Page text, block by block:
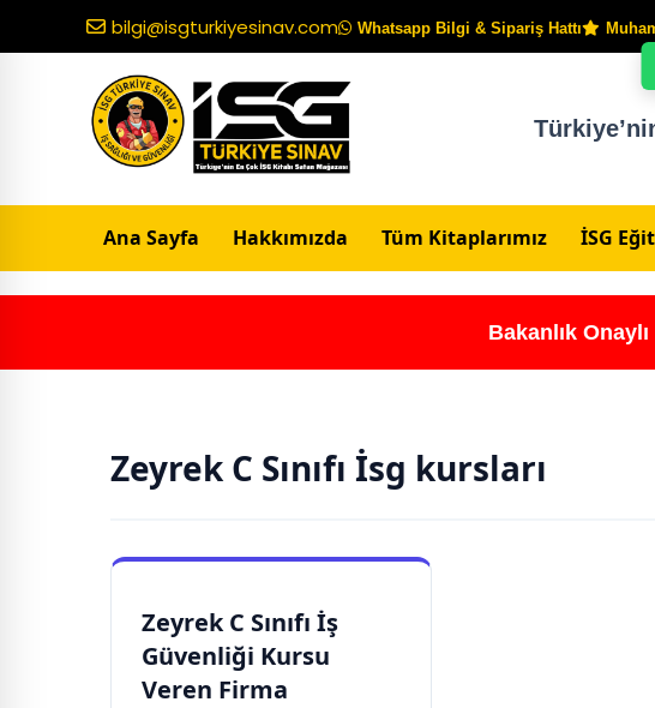
bilgi@isgturkiyesinav.com Whatsapp Bilgi & Sipariş Hattı
Ana Sayfa Hakkımızda Tüm Kitaplarımız İSG
Bakanlık
Zeyrek C Sınıfı İsg kursları
Zeyrek C Sınıfı İş
Güvenliği Kursu
Veren Firma